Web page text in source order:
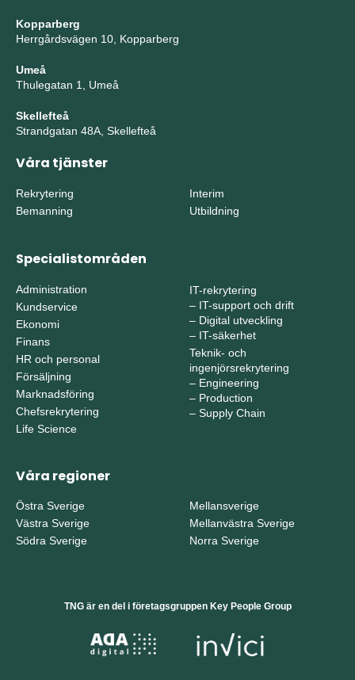
Kopparberg
Herrgårdsvägen 10, Kopparberg
Umeå
Thulegatan 1, Umeå
Skellefteå
Strandgatan 48A, Skellefteå
Våra tjänster
Rekrytering
Bemanning
Interim
Utbildning
Specialistområden
Administration
Kundservice
Ekonomi
Finans
HR och personal
Försäljning
Marknadsföring
Chefsrekrytering
Life Science
IT-rekrytering
– IT-support och drift
– Digital utveckling
– IT-säkerhet
Teknik- och
ingenjörsrekrytering
– Engineering
– Production
– Supply Chain
Våra regioner
Östra Sverige
Västra Sverige
Södra Sverige
Mellansverige
Mellanvästra Sverige
Norra Sverige
TNG är en del i företagsgruppen Key People Group